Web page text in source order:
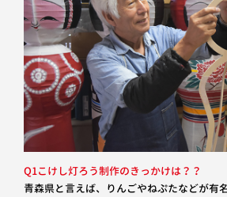
Q1こけし灯ろう制作のきっかけは？？
青森県と言えば、りんごやねぷたなどが有